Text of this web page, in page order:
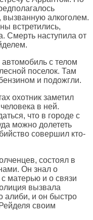
алкоголем.
встретились,
Смерть наступила от
с телом
поселок. Там
и подожгли.
охотник заметил
в ней.
что в городе с
можно долететь
совершил кто-
состоял в
Он знал о
матерью и о связи
вызвала
алиби, и он быстро
своим